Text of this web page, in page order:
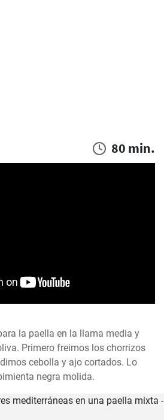
80 min.
la paella en la llama media y
Primero freimos los chorrizos
cebolla y ajo cortados. Lo
negra molida.